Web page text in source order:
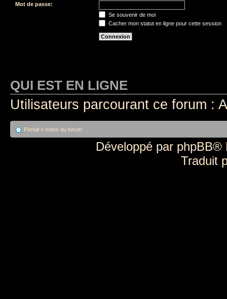
Mot de passe:
Se souvenir de moi
Cacher mon statut en ligne pour cette session
QUI EST EN LIGNE
Utilisateurs parcourant ce forum :
Portail » Index du forum
Développé par phpBB®
Traduit